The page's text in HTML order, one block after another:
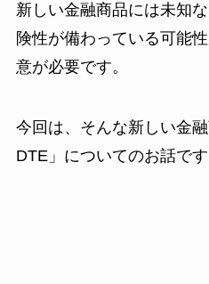
新しい金融商品には未知
険性が備わっている可能
意が必要です。
今回は、そんな新しい金
DTE」についてのお話です